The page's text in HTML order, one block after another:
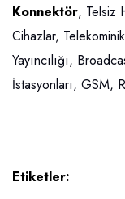
Konnektör, Telsiz
Cihazlar,
Yayıncılığı,
İstasyonları, GSM,
Etiketler: